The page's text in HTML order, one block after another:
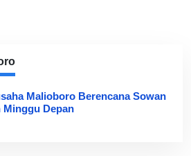
Malioboro Berencana Sowan
Minggu Depan